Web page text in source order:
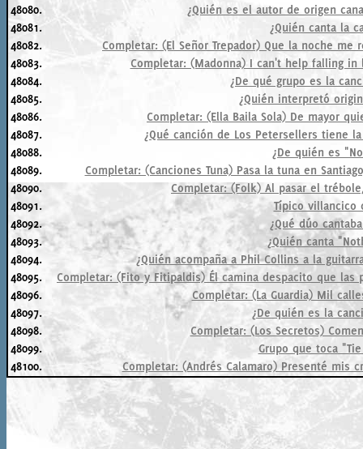
48080.
¿Quién es el autor de origen
48081.
¿Quién canta la
48082.
Completar: (El Señor Trepador) Que la noche
48083.
Completar: (Madonna) I can't help falling
48084.
¿De qué grupo es la
48085.
¿Quién interpretó
48086.
Completar: (Ella Baila Sola) De mayor
48087.
¿Qué canción de Los Petersellers tiene
48088.
¿De quién es
48089.
Completar: (Canciones Tuna) Pasa la tuna en
48090.
Completar: (Folk) Al pasar el
48091.
Típico villancico
48092.
¿Qué dúo
48093.
¿Quién canta
48094.
¿Quién acompaña a Phil Collins a la
48095.
Completar: (Fito y Fitipaldis) Él camina despacito que
48096.
Completar: (La Guardia) Mil
48097.
¿De quién es la
48098.
Completar: (Los Secretos)
48099.
Grupo que toca
48100.
Completar: (Andrés Calamaro) Presenté mis